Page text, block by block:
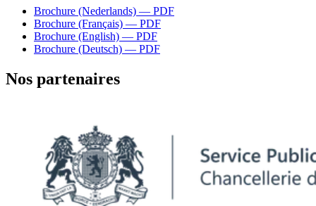
Brochure (Nederlands) — PDF
Brochure (Français) — PDF
Brochure (English) — PDF
Brochure (Deutsch) — PDF
Nos partenaires